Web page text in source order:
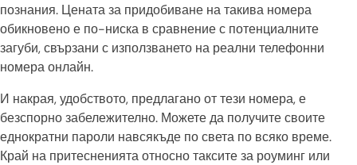
познания. Цената за придобиване на такива номера
обикновено е по-ниска в сравнение с потенциалните
загуби, свързани с използването на реални телефонни
номера онлайн.
И накрая, удобството, предлагано от тези номера, е
безспорно забележително. Можете да получите своите
еднократни пароли навсякъде по света по всяко време.
Край на притесненията относно таксите за роуминг или